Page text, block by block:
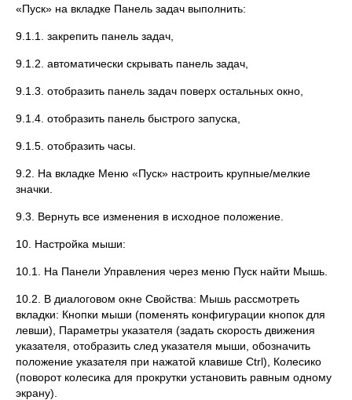
«Пуск» на вкладке Панель задач выполнить:
9.1.1. закрепить панель задач,
9.1.2. автоматически скрывать панель задач,
9.1.3. отобразить панель задач поверх остальных окно,
9.1.4. отобразить панель быстрого запуска,
9.1.5. отобразить часы.
9.2. На вкладке Меню «Пуск» настроить крупные/мелкие
значки.
9.3. Вернуть все изменения в исходное положение.
10. Настройка мыши:
10.1. На Панели Управления через меню Пуск найти Мышь.
10.2. В диалоговом окне Свойства: Мышь рассмотреть
вкладки: Кнопки мыши (поменять конфигурации кнопок для
левши), Параметры указателя (задать скорость движения
указателя, отобразить след указателя мыши, обозначить
положение указателя при нажатой клавише Ctrl), Колесико
(поворот колесика для прокрутки установить равным одному
экрану).